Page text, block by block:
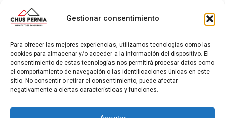
Gestionar consentimiento
Para ofrecer las mejores experiencias, utilizamos tecnologías como las
cookies para almacenar y/o acceder a la información del dispositivo. El
consentimiento de estas tecnologías nos permitirá procesar datos como
el comportamiento de navegación o las identificaciones únicas en este
sitio. No consentir o retirar el consentimiento, puede afectar
negativamente a ciertas características y funciones.
Ventanas de PVC en el Vallès Oriental:
cuándo elegirlas frente al aluminio
PVC,Ventanas PorAdmin ChusPernia 28/05/2026
Cuándo elegir ventanas de PVC frente al aluminio